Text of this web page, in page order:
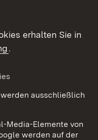
erhalten Sie in
.
ausschließlich
Media-Elemente von
werden auf der